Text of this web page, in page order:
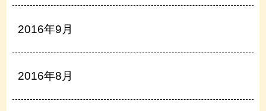
2016年9月
2016年8月